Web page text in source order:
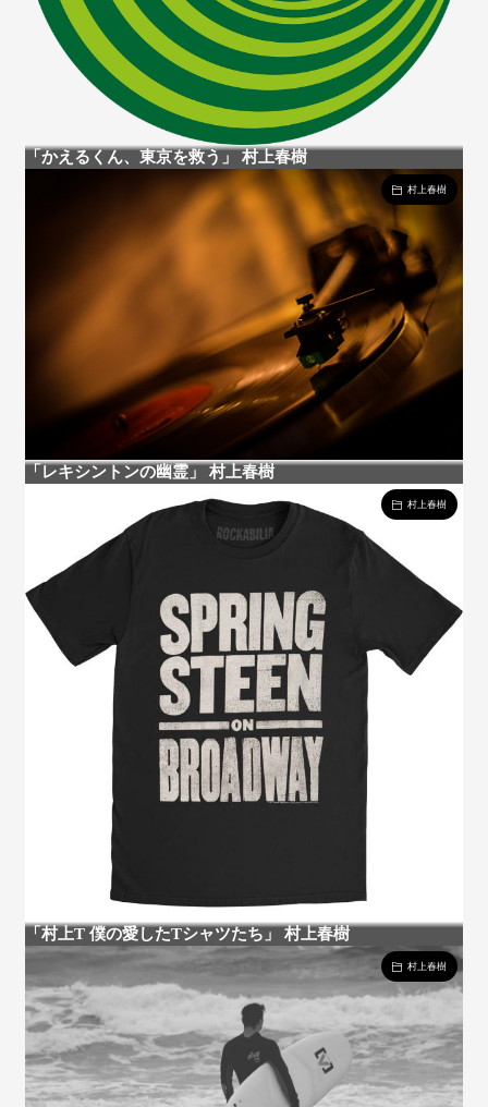
「かえるくん、東京を救う」 村上春樹
村上春樹
「レキシントンの幽霊」 村上春樹
村上春樹
「村上T 僕の愛したTシャツたち」 村上春樹
村上春樹